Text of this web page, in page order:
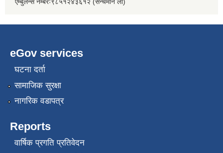
eGov services
घटना दर्ता
सामाजिक सुरक्षा
नागरिक वडापत्र
Reports
वार्षिक प्रगति प्रतिवेदन